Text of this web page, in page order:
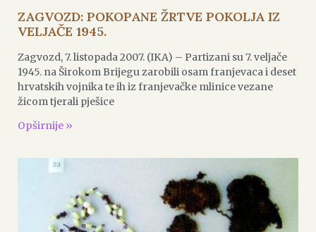
ZAGVOZD: POKOPANE ŽRTVE POKOLJA IZ
VELJAČE 1945.
Zagvozd, 7. listopada 2007. (IKA) – Partizani su 7. veljače
1945. na Širokom Brijegu zarobili osam franjevaca i deset
hrvatskih vojnika te ih iz franjevačke mlinice vezane
žicom tjerali pješice
Opširnije »